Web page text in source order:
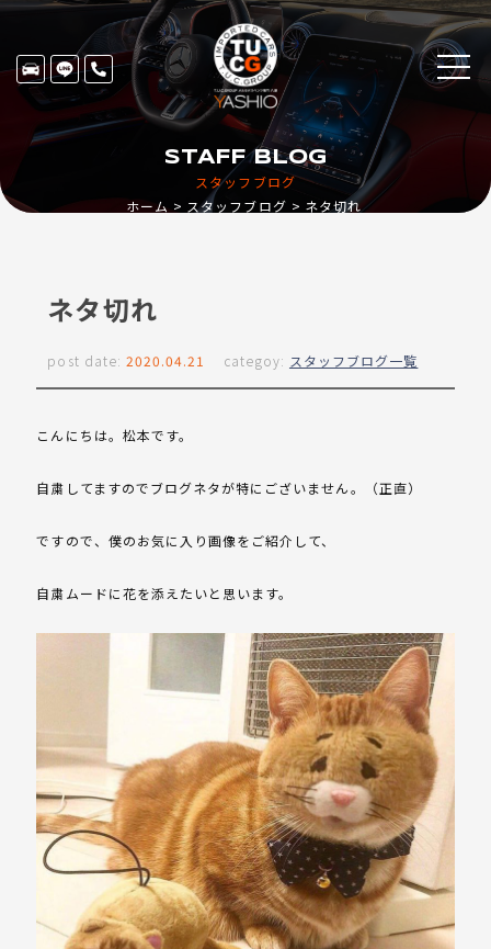
スタッフブログ
STAFF BLOG
ホーム スタッフブログ ネタ切れ
ネタ切れ
post date: 2020.04.21 categoy: スタッフブログ一覧
こんにちは。松本です。
自粛してますのでブログネタが特にございません。（正直）
ですので、僕のお気に入り画像をご紹介して、
自粛ムードに花を添えたいと思います。